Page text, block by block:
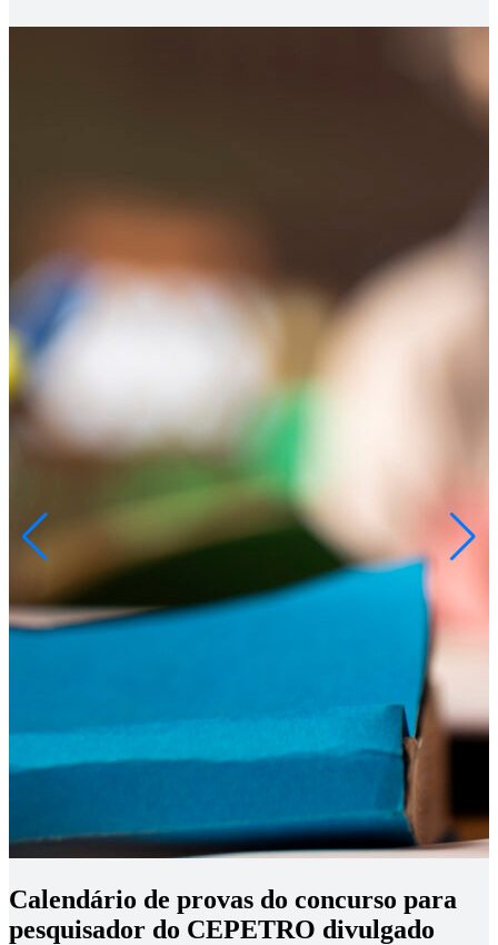
Calendário de provas do concurso para
pesquisador do CEPETRO divulgado